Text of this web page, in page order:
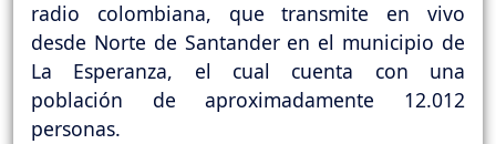
radio colombiana, que transmite en vivo
desde Norte de Santander en el municipio de
La Esperanza, el cual cuenta con una
población de aproximadamente 12.012
personas.